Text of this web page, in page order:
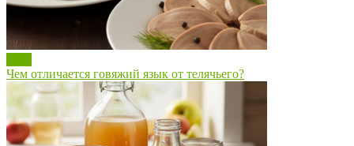
Чем отличается говяжий язык от телячьего?